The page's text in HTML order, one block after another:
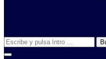
Buscar: